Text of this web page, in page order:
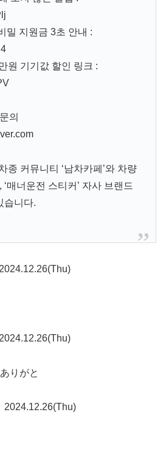
밀 지원금 3초 안내 :
원 기기값 할인 링크 :
의
종 커뮤니티 ‘남차카페’와 차량
‘매너운전 스티커’ 자사 브랜드
습니다.
2024.12.26(Thu)
2024.12.26(Thu)
りがと
2024.12.26(Thu)